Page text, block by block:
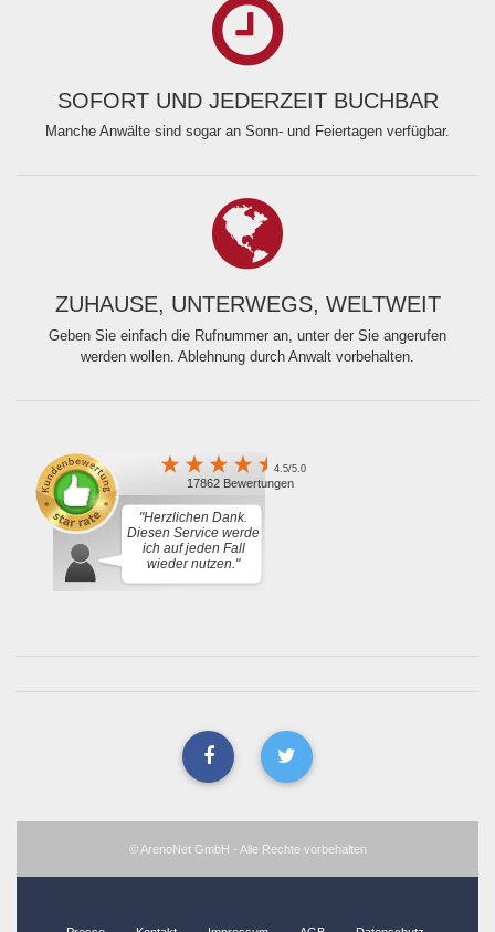
SOFORT UND JEDERZEIT BUCHBAR
Manche Anwälte sind sogar an Sonn- und Feiertagen verfügbar.
ZUHAUSE, UNTERWEGS, WELTWEIT
Geben Sie einfach die Rufnummer an, unter der Sie angerufen
werden wollen. Ablehnung durch Anwalt vorbehalten.
4.5/5.0
17862 Bewertungen
"Herzlichen Dank.
Diesen Service werde
ich auf jeden Fall
wieder nutzen."
© ArenoNet GmbH - Alle Rechte vorbehalten